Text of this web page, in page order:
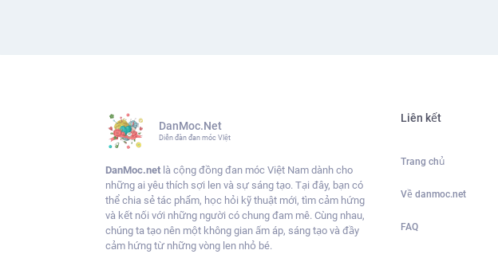
DanMoc.Net
Diễn đàn đan móc VIệt
DanMoc.net là cộng đồng đan móc Việt Nam dành cho
những ai yêu thích sợi len và sự sáng tạo. Tại đây, bạn có
thể chia sẻ tác phẩm, học hỏi kỹ thuật mới, tìm cảm hứng
và kết nối với những người có chung đam mê. Cùng nhau,
chúng ta tạo nên một không gian ấm áp, sáng tạo và đầy
cảm hứng từ những vòng len nhỏ bé.
Liên kết
Trang chủ
Về danmoc.net
FAQ